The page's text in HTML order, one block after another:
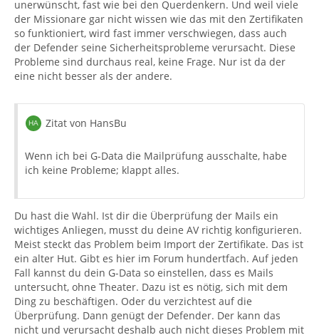
unerwünscht, fast wie bei den Querdenkern. Und weil viele
der Missionare gar nicht wissen wie das mit den Zertifikaten
so funktioniert, wird fast immer verschwiegen, dass auch
der Defender seine Sicherheitsprobleme verursacht. Diese
Probleme sind durchaus real, keine Frage. Nur ist da der
eine nicht besser als der andere.
Zitat von HansBu
Wenn ich bei G-Data die Mailprüfung ausschalte, habe
ich keine Probleme; klappt alles.
Du hast die Wahl. Ist dir die Überprüfung der Mails ein
wichtiges Anliegen, musst du deine AV richtig konfigurieren.
Meist steckt das Problem beim Import der Zertifikate. Das ist
ein alter Hut. Gibt es hier im Forum hundertfach. Auf jeden
Fall kannst du dein G-Data so einstellen, dass es Mails
untersucht, ohne Theater. Dazu ist es nötig, sich mit dem
Ding zu beschäftigen. Oder du verzichtest auf die
Überprüfung. Dann genügt der Defender. Der kann das
nicht und verursacht deshalb auch nicht dieses Problem mit